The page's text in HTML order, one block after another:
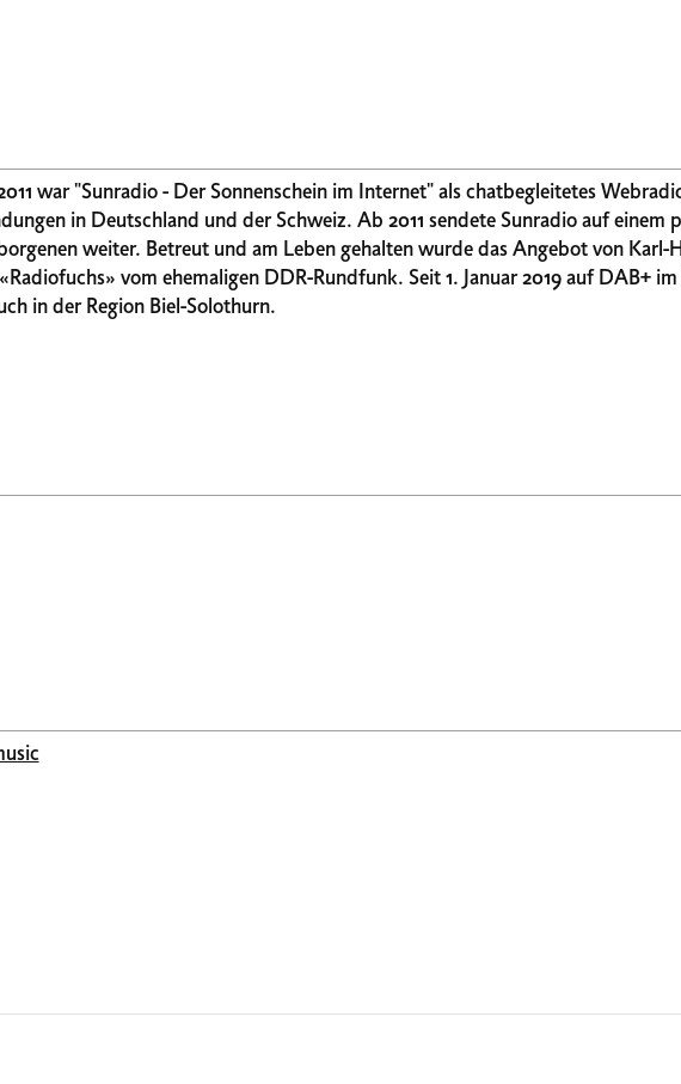
war "Sunradio - Der Sonnenschein im Internet" als chatbegleitetes
Schweiz. Ab 2011 sendete Sunradio auf einem privaten Stream
weiter. Betreut und am Leben gehalten wurde das Angebot von Karl-
DDR-Rundfunk. Seit 1. Januar 2019 auf DAB+ im Berner
in der Region Biel-Solothurn.